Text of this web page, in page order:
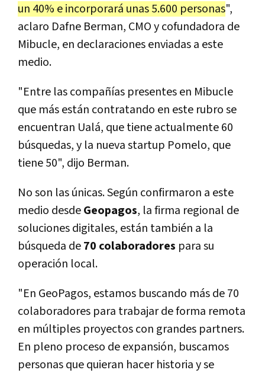
un 40% e incorporará unas 5.600 personas",
aclaro Dafne Berman, CMO y cofundadora de
Mibucle, en declaraciones enviadas a este
medio.
"Entre las compañías presentes en Mibucle
que más están contratando en este rubro se
encuentran Ualá, que tiene actualmente 60
búsquedas, y la nueva startup Pomelo, que
tiene 50", dijo Berman.
No son las únicas. Según confirmaron a este
medio desdeGeopagos, la firma regional de
soluciones digitales, están también a la
búsqueda de70 colaboradores para su
operación local.
"En GeoPagos, estamos buscando más de 70
colaboradores para trabajar de forma remota
en múltiples proyectos con grandes partners.
En pleno proceso de expansión, buscamos
personas que quieran hacer historia y se